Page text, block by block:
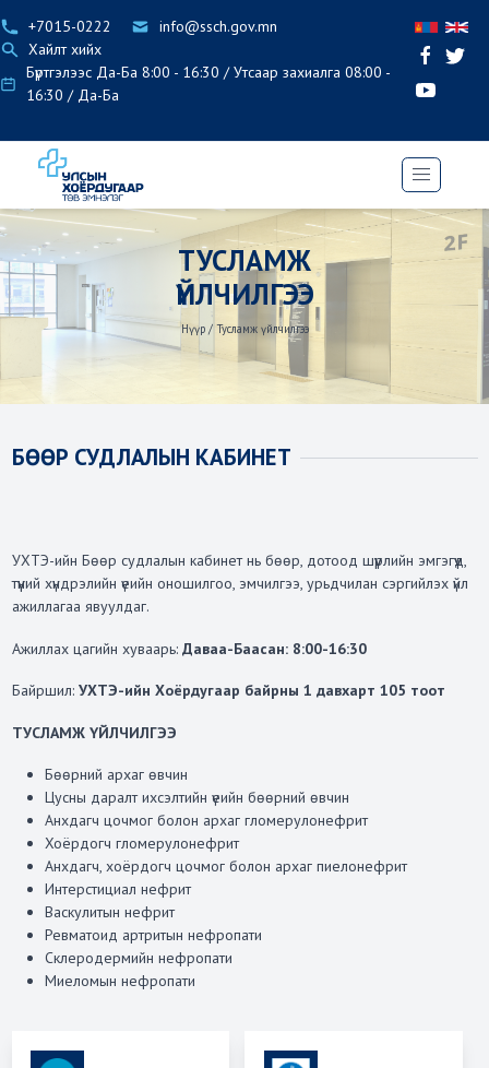
+7015-0222
info@ssch.gov.mn
Хайлт хийх
Бүртгэлээс Да-Ба 8:00 - 16:30 / Утсаар захиалга 08:00 -
16:30 / Да-Ба
ТУСЛАМЖ
ҮЙЛЧИЛГЭЭ
Нүүр / Тусламж үйлчилгээ
БӨӨР СУДЛАЛЫН КАБИНЕТ
УХТЭ-ийн Бөөр судлалын кабинет нь бөөр, дотоод шүүрлийн эмгэгүүд,
түүний хүндрэлийн үеийн оношилгоо, эмчилгээ, урьдчилан сэргийлэх үйл
ажиллагаа явуулдаг.
Ажиллах цагийн хуваарь: Даваа-Баасан: 8:00-16:30
Байршил: УХТЭ-ийн Хоёрдугаар байрны 1 давхарт 105 тоот
ТУСЛАМЖ ҮЙЛЧИЛГЭЭ
Бөөрний архаг өвчин
Цусны даралт ихсэлтийн үеийн бөөрний өвчин
Анхдагч цочмог болон архаг гломерулонефрит
Хоёрдогч гломерулонефрит
Анхдагч, хоёрдогч цочмог болон архаг пиелонефрит
Интерстициал нефрит
Васкулитын нефрит
Ревматоид артритын нефропати
Склеродермийн нефропати
Миеломын нефропати